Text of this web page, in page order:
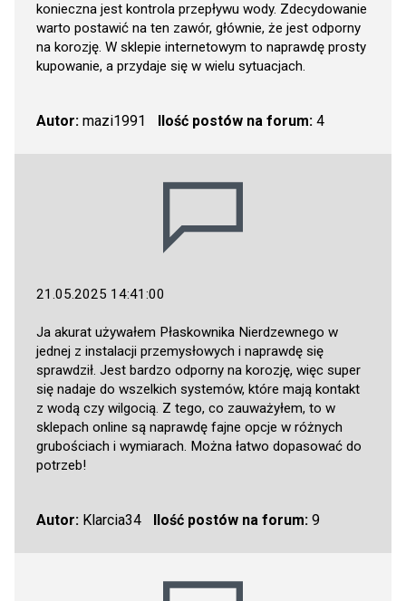
konieczna jest kontrola przepływu wody. Zdecydowanie
warto postawić na ten zawór, głównie, że jest odporny
na korozję. W sklepie internetowym to naprawdę prosty
kupowanie, a przydaje się w wielu sytuacjach.
Autor: mazi1991 Ilość postów na forum:4
21.05.2025 14:41:00
Ja akurat używałem Płaskownika Nierdzewnego w
jednej z instalacji przemysłowych i naprawdę się
sprawdził. Jest bardzo odporny na korozję, więc super
się nadaje do wszelkich systemów, które mają kontakt
z wodą czy wilgocią. Z tego, co zauważyłem, to w
sklepach online są naprawdę fajne opcje w różnych
grubościach i wymiarach. Można łatwo dopasować do
potrzeb!
Autor: Klarcia34 Ilość postów na forum:9